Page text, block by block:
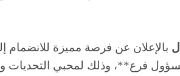
بالإعلان عن فرصة مميزة
فرع**، وذلك لمحبي التحديات